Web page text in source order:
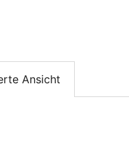
Ansicht